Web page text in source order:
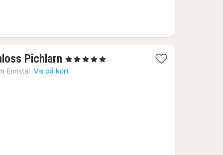
Pichlarn 1
nat
, 5 Stjerner
Ennstal Vis på kort